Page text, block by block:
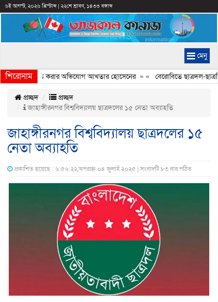
৬ই আগস্ট, ২০২৬ খ্রিস্টাব্দ| ২২শে শ্রাবণ, ১৪৩৩ বঙ্গাব্দ
মেনু
শিরোনাম
ইতিহাস বিকৃত করার অভিযোগ আখতার হোসেনের» « বেরোবিতে ছাত্রদল-
প্রচ্ছদ
প্রচ্ছদ
জাহাঙ্গীরনগর বিশ্ববিদ্যালয় ছাত্রদলের ১৫ নেতা অব্যাহতি
জাহাঙ্গীরনগর বিশ্ববিদ্যালয় ছাত্রদলের ১৫
নেতা অব্যাহতি
প্রকাশিত হয়েছে : ৬:৫৬:২২,অপরাহ্ন ০৪ জুলাই ২০২৫ | সংবাদটি ৮৩ বার পঠিত